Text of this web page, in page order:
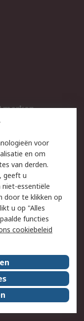
merken
veiligheid
bij RS
voor
en om
van derden.
geeft u
essentiële
door te klikken op
u op "Alles
functies
cookiebeleid